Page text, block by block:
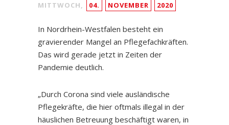
MITTWOCH, 04. NOVEMBER 2020
In Nordrhein-Westfalen besteht ein
gravierender Mangel an Pflegefachkräften.
Das wird gerade jetzt in Zeiten der
Pandemie deutlich.
„Durch Corona sind viele ausländische
Pflegekräfte, die hier oftmals illegal in der
häuslichen Betreuung beschäftigt waren, in